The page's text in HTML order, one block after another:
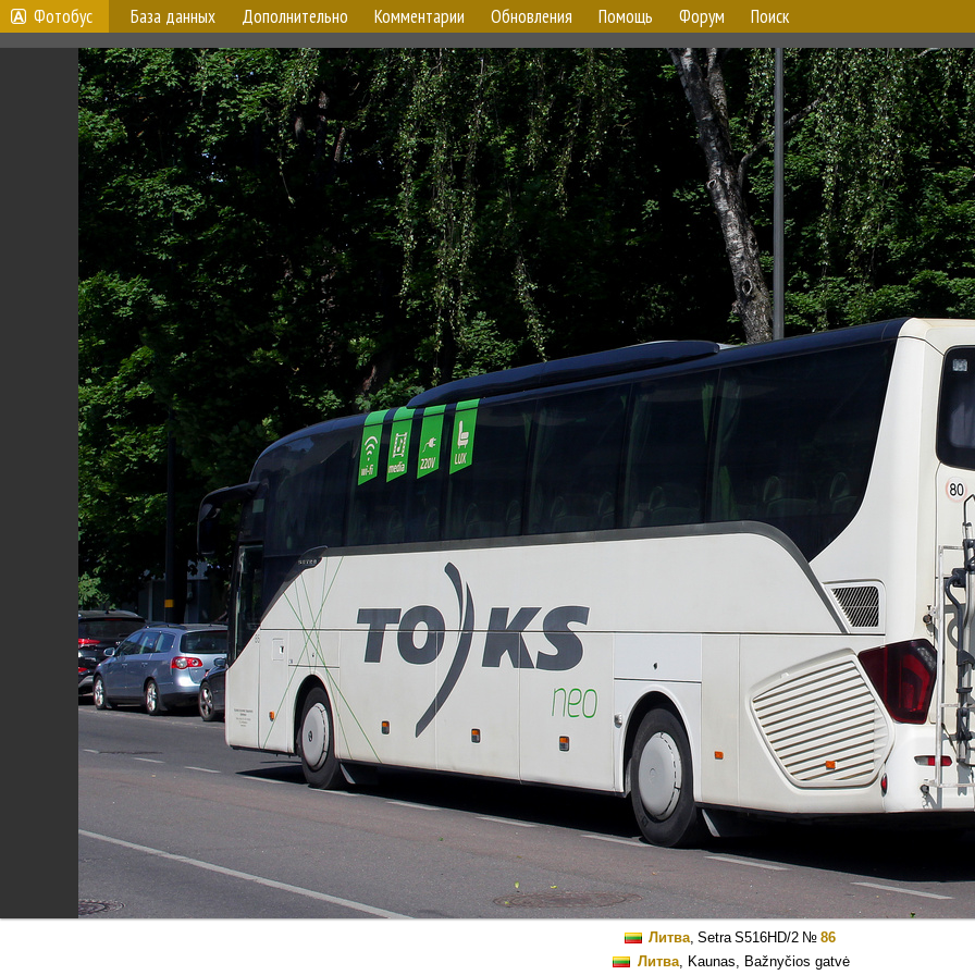
Фотобус База данных Дополнительно Комментарии Обновления Помощь Форум Поиск
Литва, Setra S516HD/2№ 86
Литва, Kaunas, Bažnyčios gatvė